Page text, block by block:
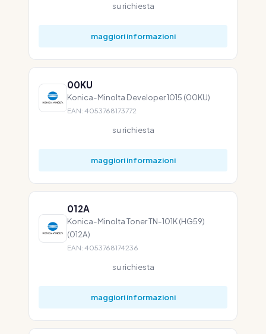
su richiesta
maggiori informazioni
00KU
Konica-Minolta Developer 1015 (00KU)
EAN: 4053768173772
su richiesta
maggiori informazioni
012A
Konica-Minolta Toner TN-101K (HG59)
(012A)
EAN: 4053768174236
su richiesta
maggiori informazioni